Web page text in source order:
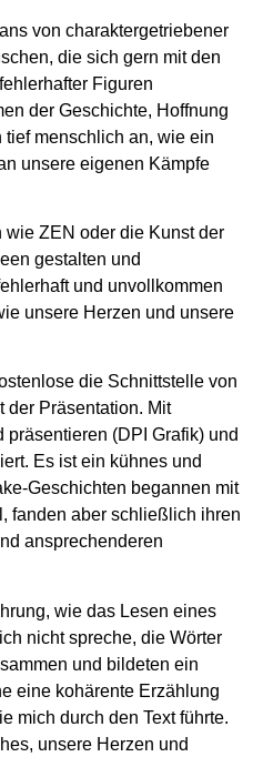
von charaktergetriebener
die sich gern mit den
Figuren
der Geschichte, Hoffnung
menschlich an, wie ein
unsere eigenen Kämpfe
wie ZEN oder die Kunst der
gestalten und
und unvollkommen
unsere Herzen und unsere
die Schnittstelle von
der Präsentation. Mit
(DPI Grafik) und
Es ist ein kühnes und
Geschichten begannen mit
fanden aber schließlich ihren
ansprechenderen
wie das Lesen eines
nicht spreche, die Wörter
und bildeten ein
eine kohärente Erzählung
mich durch den Text führte.
unsere Herzen und